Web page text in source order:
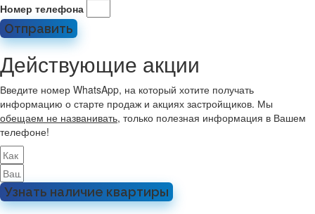
Номер телефона
Отправить
Действующие акции
Введите номер WhatsApp, на который хотите получать
информацию о старте продаж и акциях застройщиков. Мы
обещаем не названивать, только полезная информация в Вашем
телефоне!
Узнать наличие квартиры